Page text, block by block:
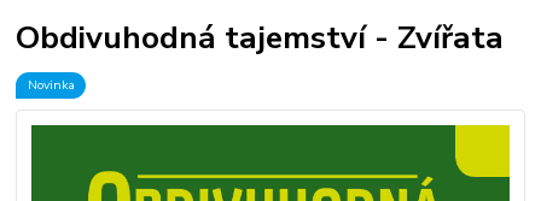
Obdivuhodná tajemství - Zvířata
Novinka